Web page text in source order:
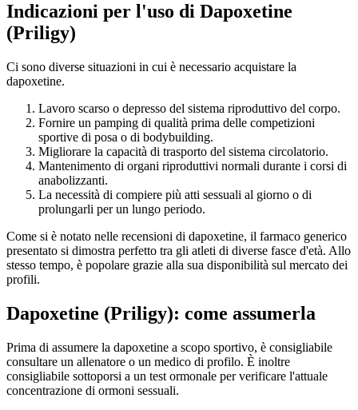
Indicazioni per l'uso di Dapoxetine
(Priligy)
Ci sono diverse situazioni in cui è necessario acquistare la
dapoxetine.
Lavoro scarso o depresso del sistema riproduttivo del corpo.
Fornire un pamping di qualità prima delle competizioni
sportive di posa o di bodybuilding.
Migliorare la capacità di trasporto del sistema circolatorio.
Mantenimento di organi riproduttivi normali durante i corsi di
anabolizzanti.
La necessità di compiere più atti sessuali al giorno o di
prolungarli per un lungo periodo.
Come si è notato nelle recensioni di dapoxetine, il farmaco generico
presentato si dimostra perfetto tra gli atleti di diverse fasce d'età. Allo
stesso tempo, è popolare grazie alla sua disponibilità sul mercato dei
profili.
Dapoxetine (Priligy): come assumerla
Prima di assumere la dapoxetine a scopo sportivo, è consigliabile
consultare un allenatore o un medico di profilo. È inoltre
consigliabile sottoporsi a un test ormonale per verificare l'attuale
concentrazione di ormoni sessuali.